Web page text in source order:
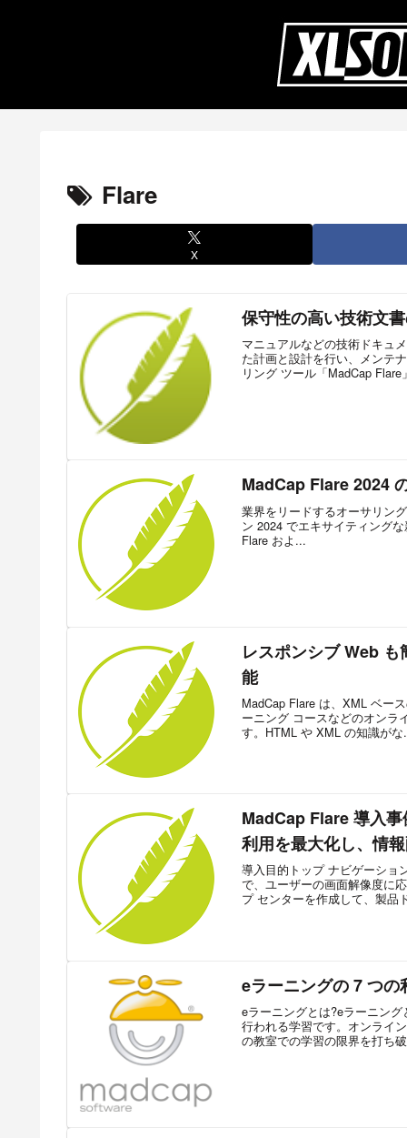
Flare
X
保守性の高い技術文
マニュアルなどの技術ドキュ
た計画と設計を行い、メンテ
リング ツール「MadCap
MadCap Flare 2024
業界をリードするオーサリン
ン 2024 でエキサイティング
Flare およ...
レスポンシブ Web
能
MadCap Flare は、XML ベー
ーニング コースなどのオンラ
す。HTML や XML の知識が
MadCap Flare 導入
利用を最大化し、情
導入目的トップ ナビゲーショ
で、ユーザーの画面解像度に
プ センターを作成して、製品
eラーニングの 7 つの
eラーニングとは?eラーニン
行われる学習です。オンライ
の教室での学習の限界を打ち